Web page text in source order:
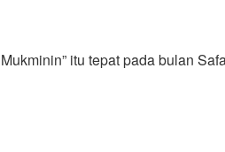
itu tepat pada bulan